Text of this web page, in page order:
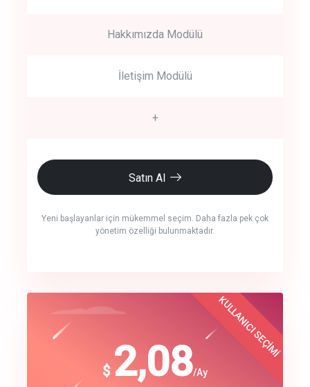
Hakkımızda Modülü
İletişim Modülü
+
Satın Al
Yeni başlayanlar için mükemmel seçim. Daha fazla pek çok
yönetim özelliği bulunmaktadır.
crm auto cync
track energy costs
$ 2,08/Ay
KULLANICI SEÇİMİ
$
180
Best Choice